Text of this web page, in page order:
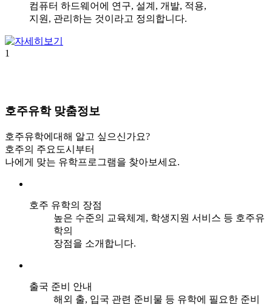
컴퓨터 하드웨어에 연구, 설계, 개발, 적용,
지원, 관리하는 것이라고 정의합니다.
1
호주유학 맞춤정보
호주유학에대해 알고 싶으신가요?
호주의 주요도시부터
나에게 맞는 유학프로그램을 찾아보세요.
호주 유학의 장점
높은 수준의 교육체계, 학생지원 서비스 등 호주유
학의
장점을 소개합니다.
출국 준비 안내
해외 출, 입국 관련 준비물 등 유학에 필요한 준비